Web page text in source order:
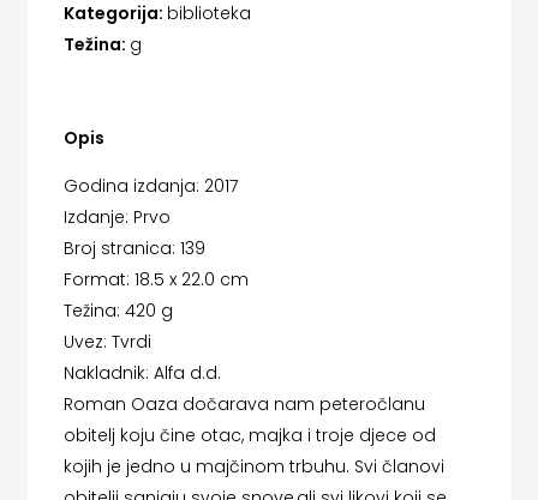
FRAM
KONCILA
HARFA
HD
STJEPAN
KOSAČA
HENA
KNJIŽEVNA ZAKLADA FRA GRGO MARTIĆ
KYRIOS
LIJEPA RIJEČ
LUMEN
MATICA HRVATSKA
MOZAIK
Kategorija: biblioteka
Težina: g
Opis
Godina izdanja: 2017
Izdanje: Prvo
Broj stranica: 139
Format: 18.5 x 22.0 cm
Težina: 420 g
Uvez: Tvrdi
Nakladnik: Alfa d.d.
Roman Oaza dočarava nam peteročlanu
obitelj koju čine otac, majka i troje djece od
kojih je jedno u majčinom trbuhu. Svi članovi